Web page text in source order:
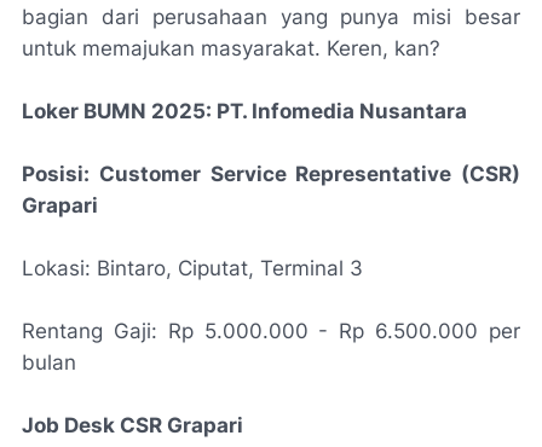
bagian dari perusahaan yang punya misi besar
untuk memajukan masyarakat. Keren, kan?
Loker BUMN 2025: PT. Infomedia Nusantara
Posisi: Customer Service Representative (CSR)
Grapari
Lokasi: Bintaro, Ciputat, Terminal 3
Rentang Gaji: Rp 5.000.000 - Rp 6.500.000 per
bulan
Job Desk CSR Grapari